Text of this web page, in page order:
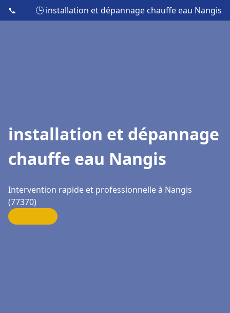
📞 🕒 installation et dépannage chauffe eau Nangis
installation et dépannage
chauffe eau Nangis
Intervention rapide et professionnelle à Nangis
(77370)